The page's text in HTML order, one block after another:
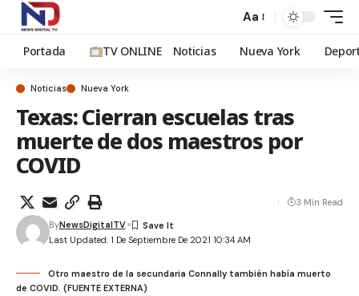
Aa
Portada TV ONLINE Noticias Nueva York
Noticias Nueva York
Texas: Cierran escuelas tras
muerte de dos maestros por
COVID
Last Updated: 1 De Septiembre De 2021 10:34 AM
ByNewsDigitalTV
3 Min Read
Otro maestro de la secundaria Connally también había muerto
de COVID. (FUENTE EXTERNA)